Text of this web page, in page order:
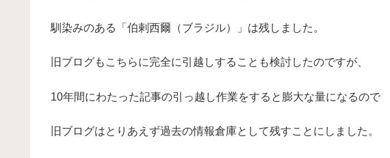
馴染みのある「伯剌西爾（ブラジル）」は残しました。
旧ブログもこちらに完全に引越しすることも検討したのですが、
10年間にわたった記事の引っ越し作業をすると膨大な量になるので
旧ブログはとりあえず過去の情報倉庫として残すことにしました。